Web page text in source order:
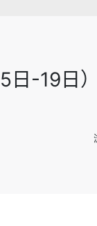
日-19日